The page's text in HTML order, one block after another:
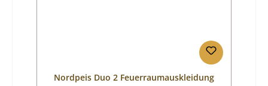
Nordpeis Duo 2 Feuerraumauskleidung